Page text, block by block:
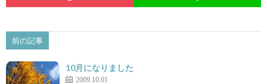
前の記事
10月になりました
2009.10.01